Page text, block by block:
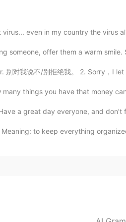
す😂
ァミリーのお兄さんはスウェーデ
even in my country the virus
someone, offer them a warm smile.
不/别拒绝我。 2. Sorry，I let it slip.抱歉，
things you have that money
a great day everyone, and don’t
to keep everything